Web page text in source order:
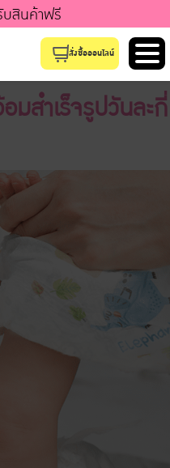
บสินค้าฟรี
สั่งซื้อออนไลน์
สำเร็จรูปวันละกี่